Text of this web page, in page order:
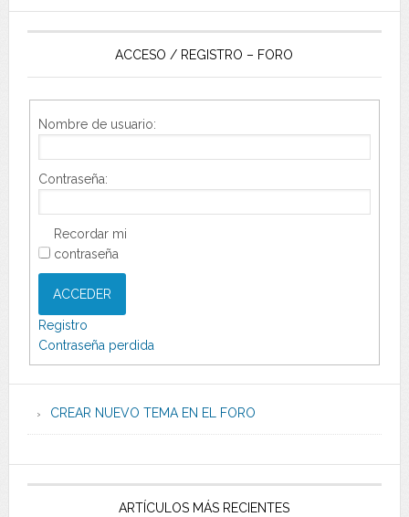
ACCESO / REGISTRO – FORO
Nombre de usuario:
Contraseña:
Recordar mi
contraseña
ACCEDER
Registro
Contraseña perdida
CREAR NUEVO TEMA EN EL FORO
ARTÍCULOS MÁS RECIENTES